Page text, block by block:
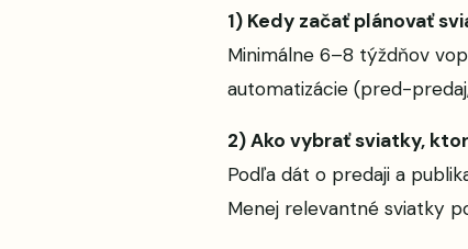
1) Kedy začať plánovať
Minimálne 6–8 týždňov
automatizácie (pred-
2) Ako vybrať sviatky,
Podľa dát o predaji a
Menej relevantné sviatky